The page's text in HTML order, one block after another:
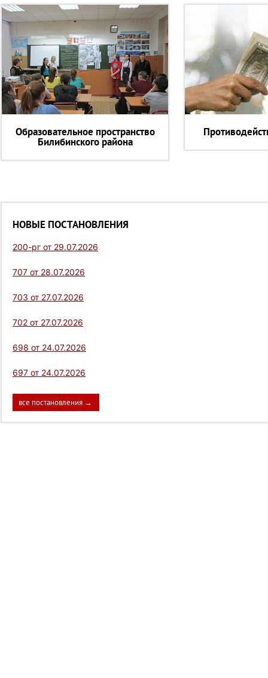
Образовательное пространство
Билибинского района
НОВЫЕ ПОСТАНОВЛЕНИЯ
200-рг от 29.07.2026
707 от 28.07.2026
703 от 27.07.2026
702 от 27.07.2026
698 от 24.07.2026
697 от 24.07.2026
все постановления →